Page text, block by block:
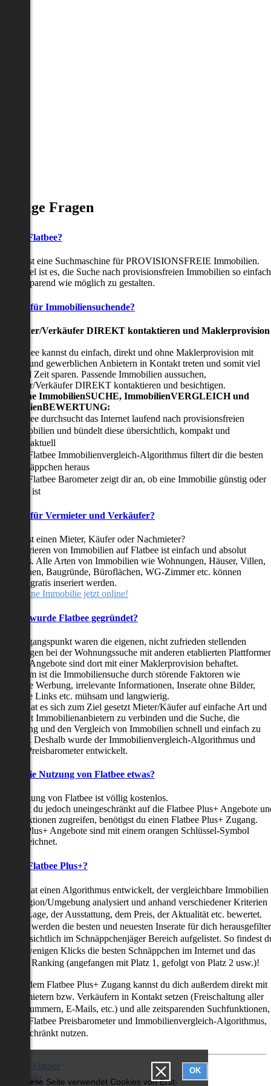
Diese Seite verwendet Cookies von Erst-
OK
Fragen
ist Flatbee?
ist eine Suchmaschine für PROVISIONSFREIE Immobilien.
Ziel ist es, die Suche nach provisionsfreien Immobilien so einfach
zeitsparend wie möglich zu gestalten.
für Immobiliensuchende?
Verkäufer DIREKT kontaktieren und Maklerprovision
Flatbee kannst du einfach, direkt und ohne Maklerprovision mit
und gewerblichen Anbietern in Kontakt treten und somit viel
und Zeit sparen. Passende Immobilien aussuchen,
Verkäufer DIREKT kontaktieren und besichtigen.
in-one ImmobilienSUCHE, ImmobilienVERGLEICH und
Flatbee durchsucht das Internet laufend nach provisionsfreien
Immobilien und bündelt diese übersichtlich, kompakt und
tagesaktuell
Der Flatbee Immobilienvergleich-Algorithmus filtert dir die besten
Schnäppchen heraus
Der Flatbee Barometer zeigt dir an, ob eine Immobilie günstig oder
teuer ist
für Vermieter und Verkäufer?
suchst einen Mieter, Käufer oder Nachmieter?
Inserieren von Immobilien auf Flatbee ist einfach und absolut
Alle Arten von Immobilien wie Wohnungen, Häuser, Villen,
Baugründe, Büroflächen, WG-Zimmer etc. können
gratis inseriert werden.
deine Immobilie jetzt online!
wurde Flatbee gegründet?
Ausgangspunkt waren die eigenen, nicht zufrieden stellenden
bei der Wohnungssuche mit anderen etablierten
alle Angebote sind dort mit einer Maklerprovision behaftet.
ist die Immobiliensuche durch störende Faktoren wie
Werbung, irrelevante Informationen, Inserate ohne Bilder,
Links etc. mühsam und langwierig.
hat es sich zum Ziel gesetzt Mieter/Käufer auf einfache Art und
mit Immobilienanbietern zu verbinden und die Suche, die
und den Vergleich von Immobilien schnell und einfach zu
Deshalb wurde der Immobilienvergleich-Algorithmus und
Preisbarometer entwickelt.
die Nutzung von Flatbee etwas?
Nutzung von Flatbee ist völlig kostenlos.
du jedoch uneingeschränkt auf die Flatbee Plus+ Angebote
zugreifen, benötigst du einen Flatbee Plus+ Zugang.
Plus+ Angebote sind mit einem orangen Schlüssel-Symbol
ist Flatbee Plus+?
hat einen Algorithmus entwickelt, der vergleichbare Immobilien
Region/Umgebung analysiert und anhand verschiedener Kriterien
der Lage, der Ausstattung, dem Preis, der Aktualität etc. bewertet.
werden die besten und neuesten Inserate für dich
übersichtlich im Schnäppchenjäger Bereich aufgelistet. So findest
nur wenigen Klicks die besten Schnäppchen im Internet und das
als Ranking (angefangen mit Platz 1, gefolgt von Platz 2 usw.)!
mit dem Flatbee Plus+ Zugang kannst du dich außerdem direkt mit
Vermietern bzw. Verkäufern in Kontakt setzen (Freischaltung aller
E-Mails, etc.) und alle zeitsparenden Suchfunktionen,
den Flatbee Preisbarometer und Immobilienvergleich-Algorithmus,
nutzen.
Über Flatbee
Kontakt